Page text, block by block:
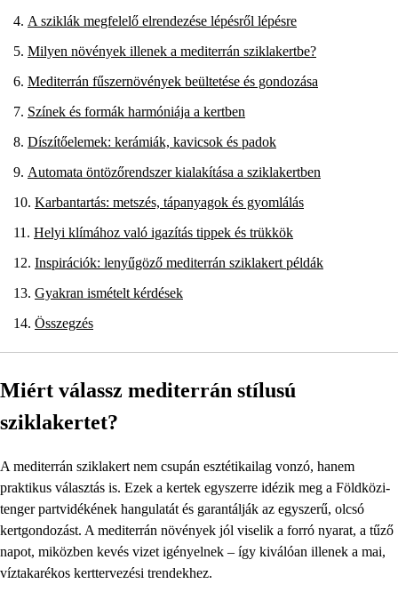
A sziklák megfelelő elrendezése lépésről lépésre
Milyen növények illenek a mediterrán sziklakertbe?
Mediterrán fűszernövények beültetése és gondozása
Színek és formák harmóniája a kertben
Díszítőelemek: kerámiák, kavicsok és padok
Automata öntözőrendszer kialakítása a sziklakertben
Karbantartás: metszés, tápanyagok és gyomlálás
Helyi klímához való igazítás tippek és trükkök
Inspirációk: lenyűgöző mediterrán sziklakert példák
Gyakran ismételt kérdések
Összegzés
Miért válassz mediterrán stílusú
sziklakertet?
A mediterrán sziklakert nem csupán esztétikailag vonzó, hanem
praktikus választás is. Ezek a kertek egyszerre idézik meg a Földközi-
tenger partvidékének hangulatát és garantálják az egyszerű, olcsó
kertgondozást. A mediterrán növények jól viselik a forró nyarat, a tűző
napot, miközben kevés vizet igényelnek – így kiválóan illenek a mai,
víztakarékos kerttervezési trendekhez.